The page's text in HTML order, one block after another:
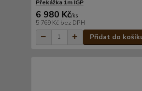
Překážka 1m IGP
6 980 Kč/ks
5 769 Kč bez DPH
Přidat do